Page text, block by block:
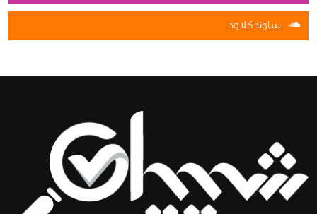
ساوندكلاود